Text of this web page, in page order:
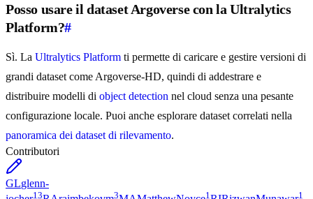
Posso usare il dataset Argoverse con la Ultralytics
Platform?#
Sì. La Ultralytics Platform ti permette di caricare e gestire versioni di
grandi dataset come Argoverse-HD, quindi di addestrare e
distribuire modelli di object detection nel cloud senza una pesante
configurazione locale. Puoi anche esplorare dataset correlati nella
panoramica dei dataset di rilevamento.
Contributori
GLglenn-
13 3 1 1